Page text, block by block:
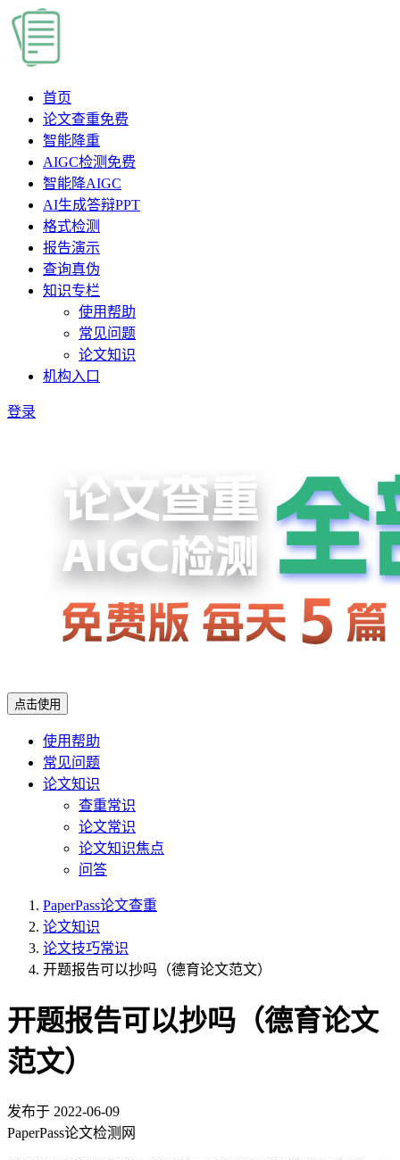
首页
论文查重免费
智能降重
AIGC检测 免费
智能降AIGC
AI生成答辩PPT
格式检测
报告演示
查询真伪
知识专栏
使用帮助
常见问题
论文知识
机构入口
登录
点击使用
使用帮助
常见问题
论文知识
查重常识
论文常识
论文知识焦点
问答
PaperPass论文查重
论文知识
论文技巧常识
开题报告可以抄吗（德育论文范文）
开题报告可以抄吗（德育论文
范文）
发布于 2022-06-09
PaperPass论文检测网